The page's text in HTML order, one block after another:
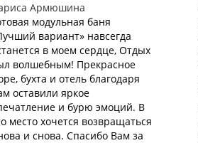
Армюшина
модульная баня
вариант» навсегда
в моем сердце, Отдых
волшебным! Прекрасное
бухта и отель благодаря
оставили яркое
и бурю эмоций. В
место хочется возвращаться
и снова. Спасибо Вам за